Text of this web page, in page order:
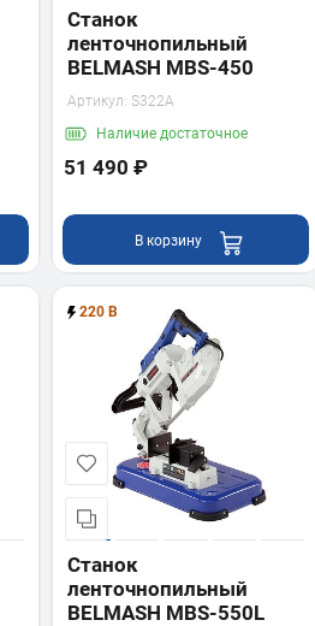
Станок
ленточнопильный
BELMASH MBS-450
Артикул: S322A
Наличие достаточное
51 490 ₽
В корзину
220 В
Станок
ленточнопильный
BELMASH MBS-550L